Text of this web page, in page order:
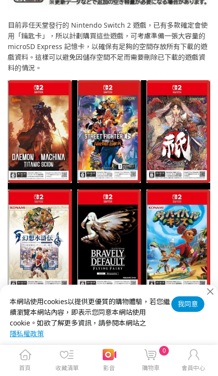
目前非任天堂發行的 Nintendo Switch 2 遊戲，已有多款確定會使
用「鑰匙卡」，所以計劃購買這些遊戲，可考慮準備一張大容量的
microSD Express 記憶卡，以確保有足夠的空間存放所有下載的遊
戲資料。這樣可以避免因儲存空間不足而需要刪除已下載的遊戲資
料的情況。
Nintendo Switch 2 現正預購中
本網站使用cookies以提供更優質的購物體驗，若您繼
續瀏覽本網站內容，即表示您同意本網站使用
cookie。如欲了解更多資訊，請參閱本網站之
隱私權政策
我同意
首頁 收藏清單 影音 購物車
0
會員中心